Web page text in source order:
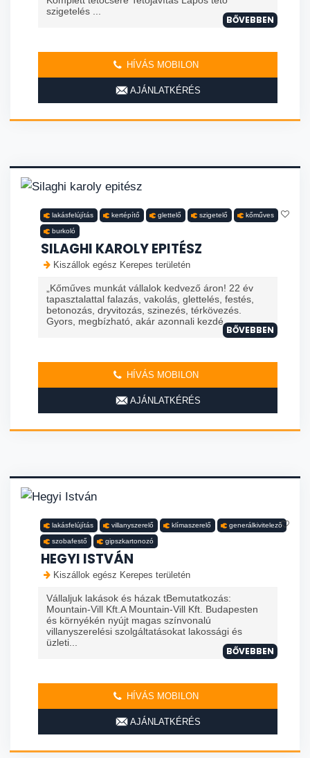
szigetelés ...
BŐVEBBEN
HÍVÁS MOBILON
AJÁNLATKÉRÉS
lakásfelújítás kertépítő glettelő szigetelő kőműves
burkoló
SILAGHI KAROLY EPITÉSZ
Kiszállok egész Kerepes területén
„Kőműves munkát vállalok kedvező áron! 22 év
tapasztalattal falazás, vakolás, glettelés, festés,
betonozás, dryvitozás, szinezés, térkövezés.
Gyors, megbízható, akár azonnali kezdé
BŐVEBBEN
HÍVÁS MOBILON
AJÁNLATKÉRÉS
lakásfelújítás villanyszerelő klímaszerelő generálkivitelező
szobafestő gipszkartonozó
HEGYI ISTVÁN
Kiszállok egész Kerepes területén
Vállaljuk lakások és házak tBemutatkozás:
Mountain-Vill Kft.A Mountain-Vill Kft. Budapesten
és környékén nyújt magas színvonalú
villanyszerelési szolgáltatásokat lakossági és
üzleti...
BŐVEBBEN
HÍVÁS MOBILON
AJÁNLATKÉRÉS